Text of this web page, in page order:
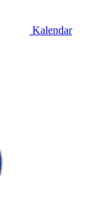
Kalendar